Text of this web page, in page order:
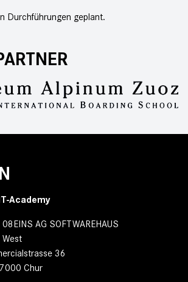
Durchführungen geplant.
Academy
AG SOFTWAREHAUS
West
36
Chur